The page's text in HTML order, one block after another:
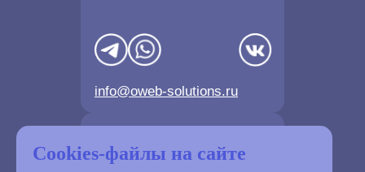
Cookies-файлы на сайте
info@oweb-solutions.ru